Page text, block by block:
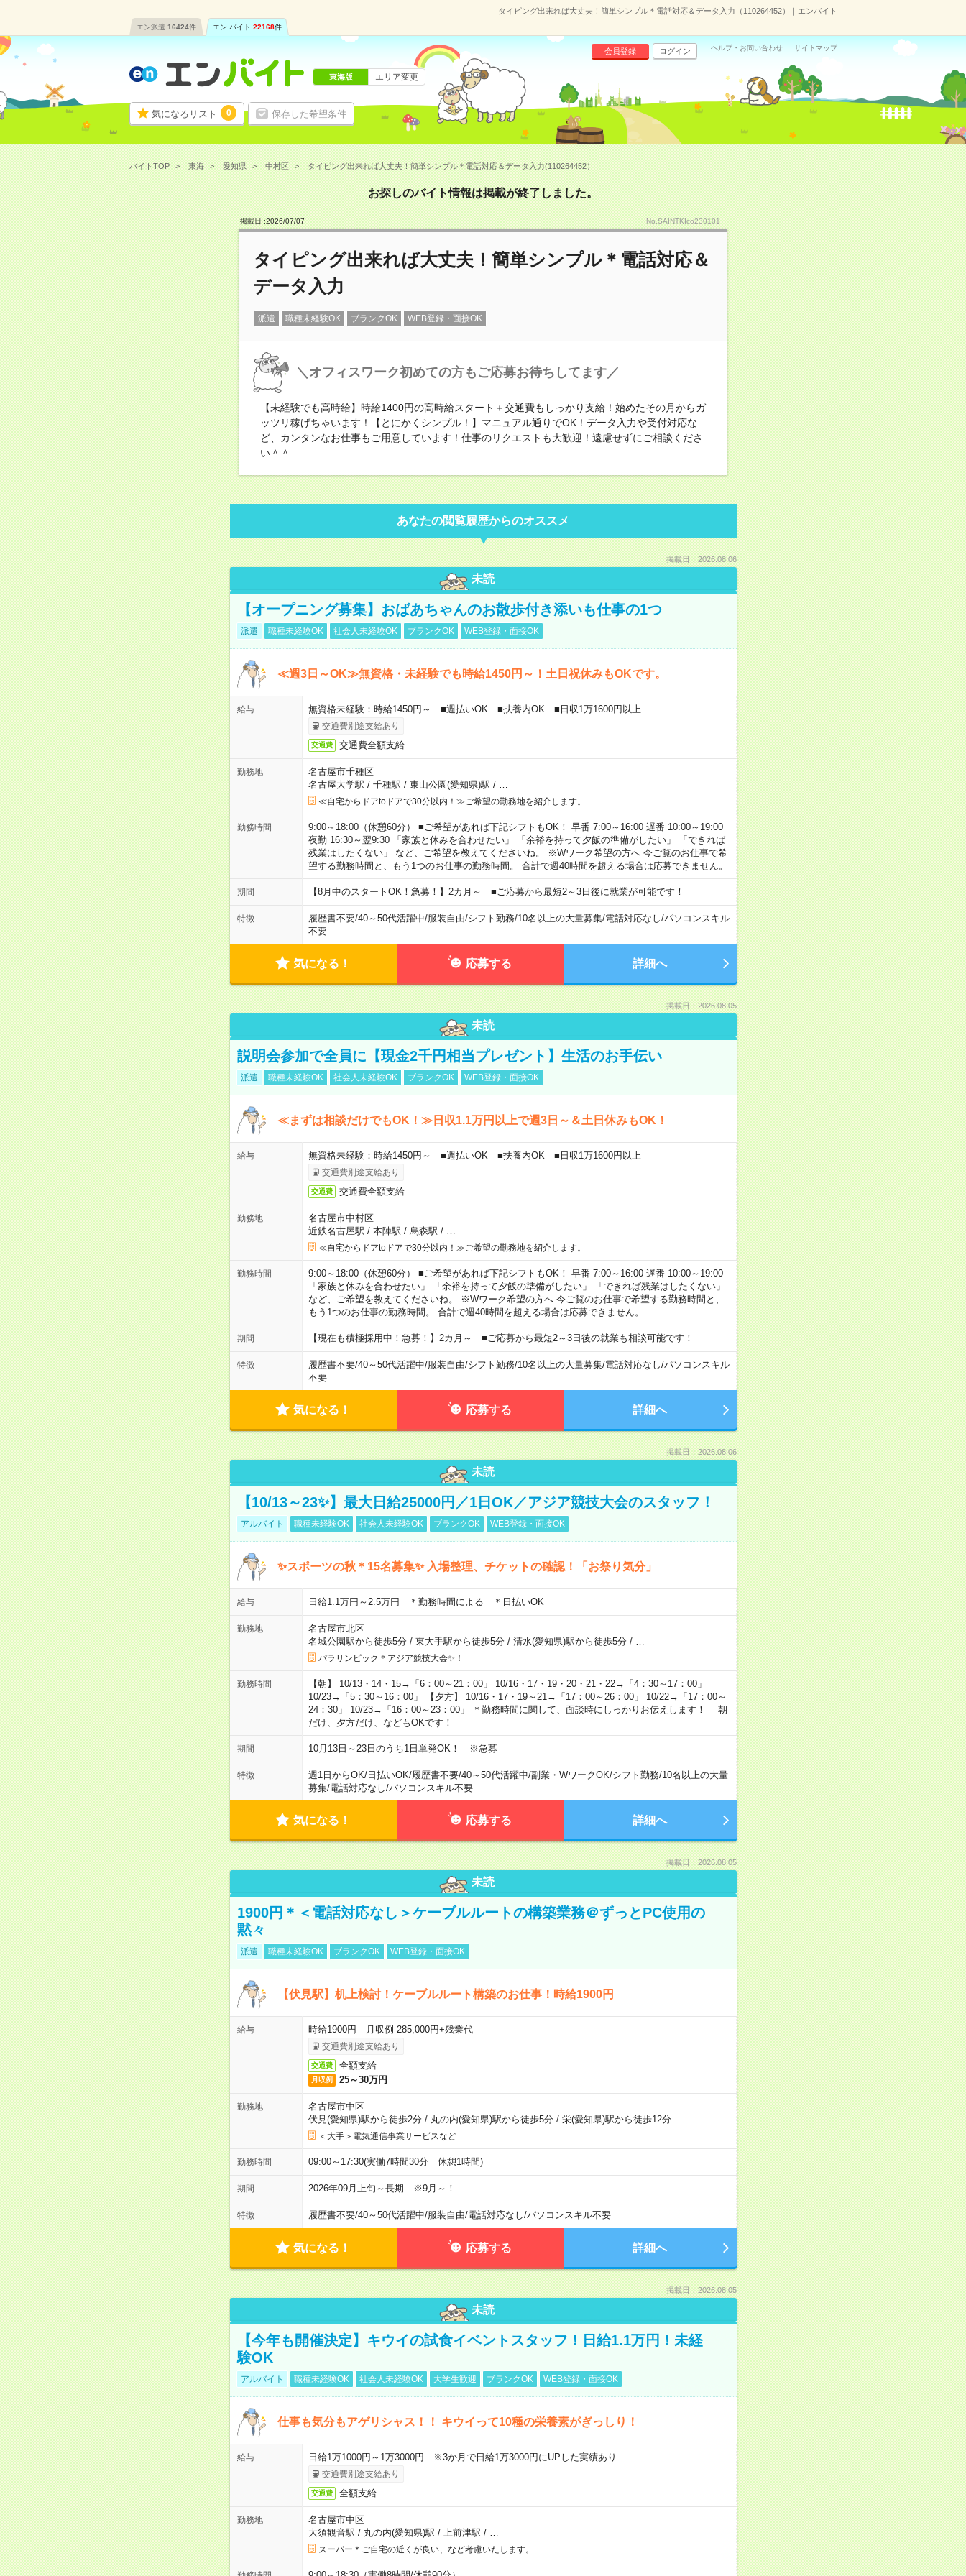
タイピング出来れば大丈夫！簡単シンプル＊電話対応＆データ入力（110264452）｜エンバイト
エン派遣 16424件 エン バイト 22168件
気になるリスト 0 保存した希望条件
会員登録 ログイン ヘルプ・お問い合わせ サイトマップ
東海版 エリア変更
バイトTOP 東海 愛知県 中村区 タイピング出来れば大丈夫！簡単シンプル＊電話対応＆データ入力(110264452）
お探しのバイト情報は掲載が終了しました。
掲載日 :2026/07/07 No.SAINTKIco230101
タイピング出来れば大丈夫！簡単シンプル＊電話対応＆
データ入力
派遣 職種未経験OK ブランクOK WEB登録・面接OK
＼オフィスワーク初めての方もご応募お待ちしてます／
【未経験でも高時給】時給1400円の高時給スタート＋交通費もしっかり支給！始めたその月からガ
ッツリ稼げちゃいます！【とにかくシンプル！】マニュアル通りでOK！データ入力や受付対応な
ど、カンタンなお仕事もご用意しています！仕事のリクエストも大歓迎！遠慮せずにご相談くださ
い＾＾
あなたの閲覧履歴からのオススメ
掲載日：2026.08.06
未読
【オープニング募集】おばあちゃんのお散歩付き添いも仕事の1つ
派遣 職種未経験OK 社会人未経験OK ブランクOK WEB登録・面接OK
≪週3日～OK≫無資格・未経験でも時給1450円～！土日祝休みもOKです。
給与 無資格未経験：時給1450円～ ■週払いOK ■扶養内OK ■日収1万1600円以上
交通費別途支給あり
交通費 交通費全額支給
勤務地
名古屋市千種区
名古屋大学駅 / 千種駅 / 東山公園(愛知県)駅 /
≪自宅からドアtoドアで30分以内！≫ご希望の勤務地を紹介します。
勤務時間
9:00～18:00（休憩60分） ■ご希望があれば下記シフトもOK！ 早番 7:00～16:00 遅番 10:00～19:00
夜勤 16:30～翌9:30 「家族と休みを合わせたい」 「余裕を持って夕飯の準備がしたい」 「できれば
残業はしたくない」 など、ご希望を教えてくださいね。 ※Wワーク希望の方へ 今ご覧のお仕事で希
望する勤務時間と、もう1つのお仕事の勤務時間。 合計で週40時間を超える場合は応募できません。
期間 【8月中のスタートOK！急募！】2カ月～ ■ご応募から最短2～3日後に就業が可能です！
特徴 履歴書不要/40～50代活躍中/服装自由/シフト勤務/10名以上の大量募集/電話対応なし/パソコンスキル
不要
気になる！ 応募する 詳細へ
掲載日：2026.08.05
未読
説明会参加で全員に【現金2千円相当プレゼント】生活のお手伝い
派遣 職種未経験OK 社会人未経験OK ブランクOK WEB登録・面接OK
≪まずは相談だけでもOK！≫日収1.1万円以上で週3日～＆土日休みもOK！
給与 無資格未経験：時給1450円～ ■週払いOK ■扶養内OK ■日収1万1600円以上
交通費別途支給あり
交通費 交通費全額支給
勤務地
名古屋市中村区
近鉄名古屋駅 / 本陣駅 / 烏森駅 /
≪自宅からドアtoドアで30分以内！≫ご希望の勤務地を紹介します。
勤務時間
9:00～18:00（休憩60分） ■ご希望があれば下記シフトもOK！ 早番 7:00～16:00 遅番 10:00～19:00
「家族と休みを合わせたい」 「余裕を持って夕飯の準備がしたい」 「できれば残業はしたくない」
など、ご希望を教えてくださいね。 ※Wワーク希望の方へ 今ご覧のお仕事で希望する勤務時間と、
もう1つのお仕事の勤務時間。 合計で週40時間を超える場合は応募できません。
期間 【現在も積極採用中！急募！】2カ月～ ■ご応募から最短2～3日後の就業も相談可能です！
特徴 履歴書不要/40～50代活躍中/服装自由/シフト勤務/10名以上の大量募集/電話対応なし/パソコンスキル
不要
気になる！ 応募する 詳細へ
掲載日：2026.08.06
未読
【10/13～23✨】最大日給25000円／1日OK／アジア競技大会のスタッフ！
アルバイト 職種未経験OK 社会人未経験OK ブランクOK WEB登録・面接OK
✨スポーツの秋＊15名募集✨ 入場整理、チケットの確認！「お祭り気分」
給与 日給1.1万円～2.5万円 ＊勤務時間による ＊日払いOK
勤務地
名古屋市北区
名城公園駅から徒歩5分/ 東大手駅から徒歩5分/ 清水(愛知県)駅から徒歩5分/
パラリンピック＊アジア競技大会✨！
勤務時間
【朝】 10/13・14・15→「6：00～21：00」 10/16・17・19・20・21・22→「4：30～17：00」
10/23→「5：30～16：00」 【夕方】 10/16・17・19～21→「17：00～26：00」 10/22→「17：00～
24：30」 10/23→「16：00～23：00」 ＊勤務時間に関して、面談時にしっかりお伝えします！ 朝
だけ、夕方だけ、などもOKです！
期間 10月13日～23日のうち1日単発OK！ ※急募
特徴 週1日からOK/日払いOK/履歴書不要/40～50代活躍中/副業・WワークOK/シフト勤務/10名以上の大量
募集/電話対応なし/パソコンスキル不要
気になる！ 応募する 詳細へ
掲載日：2026.08.05
未読
1900円＊＜電話対応なし＞ケーブルルートの構築業務＠ずっとPC使用の
黙々
派遣 職種未経験OK ブランクOK WEB登録・面接OK
【伏見駅】机上検討！ケーブルルート構築のお仕事！時給1900円
給与 時給1900円 月収例 285,000円+残業代
交通費別途支給あり
交通費 全額支給
月収例 25～30万円
勤務地
名古屋市中区
伏見(愛知県)駅から徒歩2分/ 丸の内(愛知県)駅から徒歩5分/ 栄(愛知県)駅から徒歩12分
＜大手＞電気通信事業サービスなど
勤務時間 09:00～17:30(実働7時間30分 休憩1時間)
期間 2026年09月上旬～長期 ※9月～！
特徴 履歴書不要/40～50代活躍中/服装自由/電話対応なし/パソコンスキル不要
気になる！ 応募する 詳細へ
掲載日：2026.08.05
未読
【今年も開催決定】キウイの試食イベントスタッフ！日給1.1万円！未経
験OK
アルバイト 職種未経験OK 社会人未経験OK 大学生歓迎 ブランクOK WEB登録・面接OK
仕事も気分もアゲリシャス！！ キウイって10種の栄養素がぎっしり！
給与 日給1万1000円～1万3000円 ※3か月で日給1万3000円にUPした実績あり
交通費別途支給あり
交通費 全額支給
勤務地
名古屋市中区
大須観音駅 / 丸の内(愛知県)駅 / 上前津駅 /
スーパー＊ご自宅の近くが良い、など考慮いたします。